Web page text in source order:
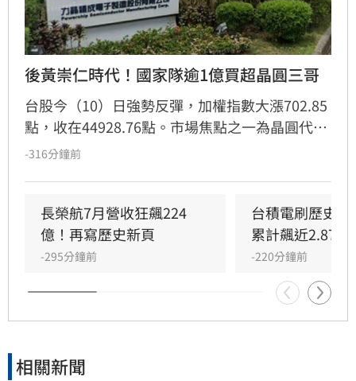
後黃崇仁時代！國家隊逾1億買超晶圓三哥
台股今（10）日強勢反彈，加權指數大漲702.85
點，收在44928.76點。市場焦點之一為晶圓代工
廠力積電，獲八大公股銀行斥資逾1.4億元買超
近48個月以來新高，展現強勁成長動能。根據玩
股網統計，國家隊今日買超前十大個股包括華
航、第一金、臺企銀及力積電等。專家提醒，股
市投資具波動風險，投資人應審慎評估並詳閱公
開說明書，盈虧需自負。
-316分鐘前
長榮航7月營收狂飆224
億！再寫歷史新頁
-295分鐘前
台積電刷歷史
累計飆近2.87兆
-220分鐘前
相關新聞